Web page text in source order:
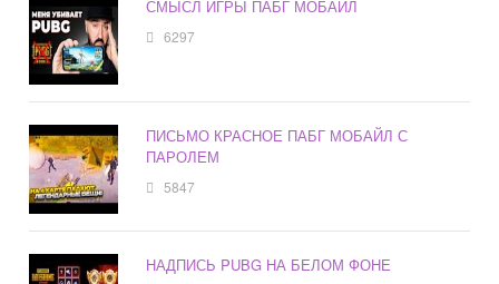
СМЫСЛ ИГРЫ ПАБГ МОБАЙЛ
6297
ПИСЬМО КРАСНОЕ ПАБГ МОБАЙЛ С
ПАРОЛЕМ
5847
НАДПИСЬ PUBG НА БЕЛОМ ФОНЕ